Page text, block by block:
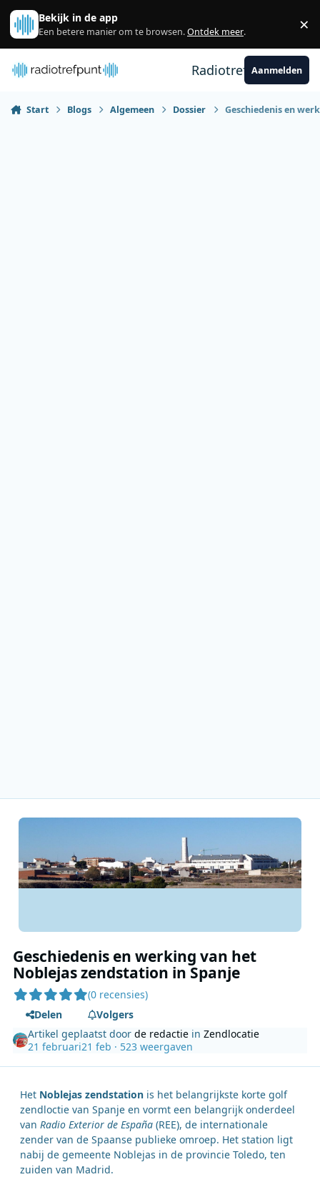
Spring naar bijdragen
Bekijk in de app
Een betere manier om te browsen.Ontdek meer. ×
RadiotrefpuntAanmelden
Start Blogs Algemeen Dossier Geschiedenis en
Geschiedenis en werking van het
Noblejas zendstation in Spanje
(0 recensies)
Delen
Volgers
Artikel geplaatst doorde redactie inZendlocatie
21 februari21 feb · 523 weergaven
Het Noblejas zendstation is het belangrijkste korte golf
zendloctie van Spanje en vormt een belangrijk onderdeel
van Radio Exterior de España (REE), de internationale
zender van de Spaanse publieke omroep. Het station ligt
nabij de gemeente Noblejas in de provincie Toledo, ten
zuiden van Madrid.